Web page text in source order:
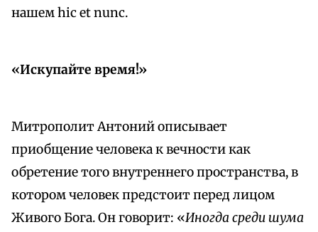
нашем hic et nunc.
«Искупайте время!»
Митрополит Антоний описывает
приобщение человека к вечности как
обретение того внутреннего пространства, в
котором человек предстоит перед лицом
Живого Бога. Он говорит: «Иногда среди шума